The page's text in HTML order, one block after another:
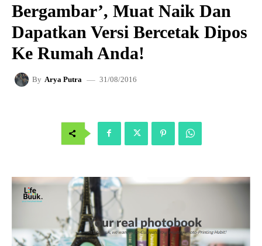
Bergambar’, Muat Naik Dan
Dapatkan Versi Bercetak Dipos
Ke Rumah Anda!
By Arya Putra 31/08/2016